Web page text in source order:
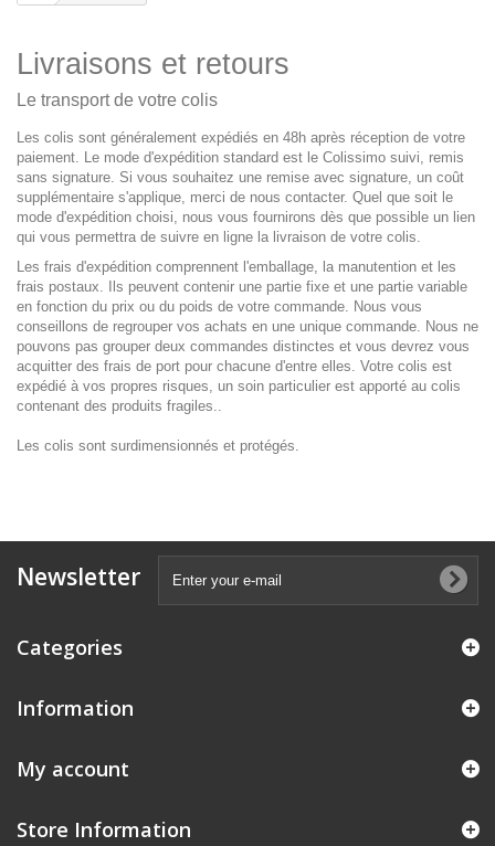
Livraisons et retours
Le transport de votre colis
Les colis sont généralement expédiés en 48h après réception de votre
paiement. Le mode d'expédition standard est le Colissimo suivi, remis
sans signature. Si vous souhaitez une remise avec signature, un coût
supplémentaire s'applique, merci de nous contacter. Quel que soit le
mode d'expédition choisi, nous vous fournirons dès que possible un lien
qui vous permettra de suivre en ligne la livraison de votre colis.
Les frais d'expédition comprennent l'emballage, la manutention et les
frais postaux. Ils peuvent contenir une partie fixe et une partie variable
en fonction du prix ou du poids de votre commande. Nous vous
conseillons de regrouper vos achats en une unique commande. Nous ne
pouvons pas grouper deux commandes distinctes et vous devrez vous
acquitter des frais de port pour chacune d'entre elles. Votre colis est
expédié à vos propres risques, un soin particulier est apporté au colis
contenant des produits fragiles..
Les colis sont surdimensionnés et protégés.
Newsletter
Categories
Information
My account
Store Information